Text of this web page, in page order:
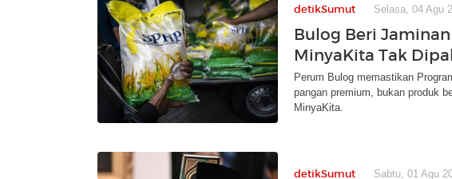
detikSumut Selasa, 04 Agu
Bulog Beri Jaminan
MinyaKita Tak
Perum Bulog memastikan
pangan premium, bukan produk
MinyaKita.
detikSumut Sabtu, 01 Agu